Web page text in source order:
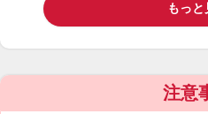
もっと
注意